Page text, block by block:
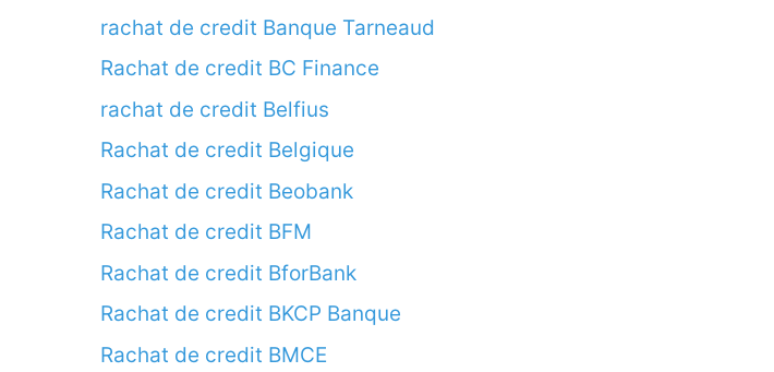
rachat de credit Banque Tarneaud
Rachat de credit BC Finance
rachat de credit Belfius
Rachat de credit Belgique
Rachat de credit Beobank
Rachat de credit BFM
Rachat de credit BforBank
Rachat de credit BKCP Banque
Rachat de credit BMCE